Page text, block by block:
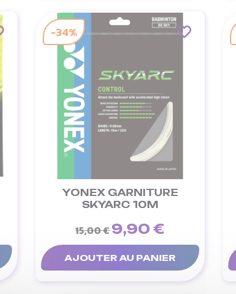
YONEX GARNITURE
SKYARC 10M
15,00 €9,90 €
AJOUTER AU PANIER
-34%